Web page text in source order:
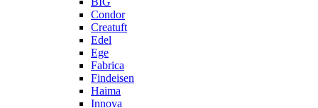
Condor
Creatuft
Edel
Ege
Fabrica
Findeisen
Haima
Innova